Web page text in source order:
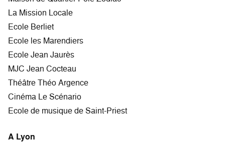
La Mission Locale
Ecole Berliet
Ecole les Marendiers
Ecole Jean Jaurès
MJC Jean Cocteau
Théâtre Théo Argence
Cinéma Le Scénario
Ecole de musique de Saint-Priest
A Lyon